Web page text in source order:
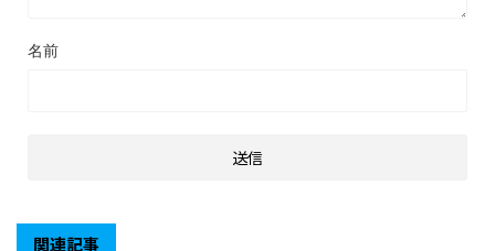
名前
関連記事